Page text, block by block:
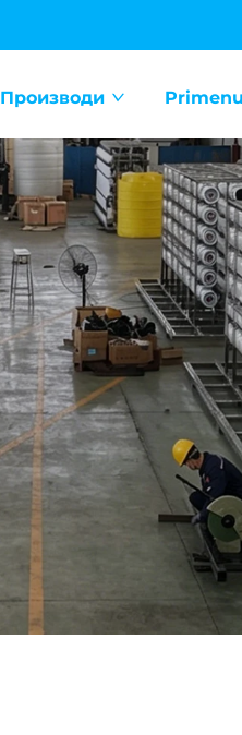
Производи